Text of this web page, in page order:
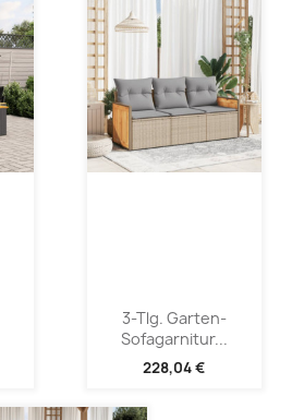
3-Tlg. Garten-
Sofagarnitur...
228,04 €